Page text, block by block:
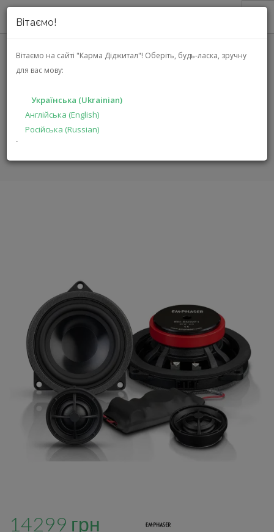
Вітаємо!
Вітаємо на сайті "Карма Діджитал"! Оберіть, будь-ласка, зручну
для вас мову:
Українська (Ukrainian)
Англійська (English)
Російська (Russian)
`
ПРО НАС
АКЦІЇ
РІШЕННЯ
ВИРОБНИКАМ
ГОЛОВНА КАТАЛОГ
14299 грн